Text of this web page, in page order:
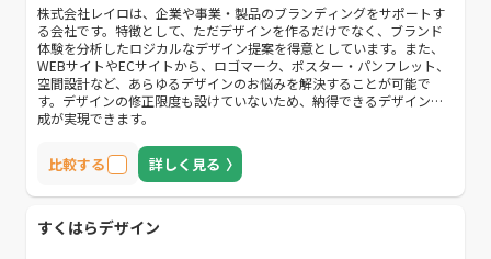
株式会社レイロは、企業や事業・製品のブランディングをサポートす
る会社です。特徴として、ただデザインを作るだけでなく、ブランド
体験を分析したロジカルなデザイン提案を得意としています。また、
WEBサイトやECサイトから、ロゴマーク、ポスター・パンフレット、
空間設計など、あらゆるデザインのお悩みを解決することが可能で
す。デザインの修正限度も設けていないため、納得できるデザイン作
成が実現できます。
比較する 詳しく見る
すくはらデザイン